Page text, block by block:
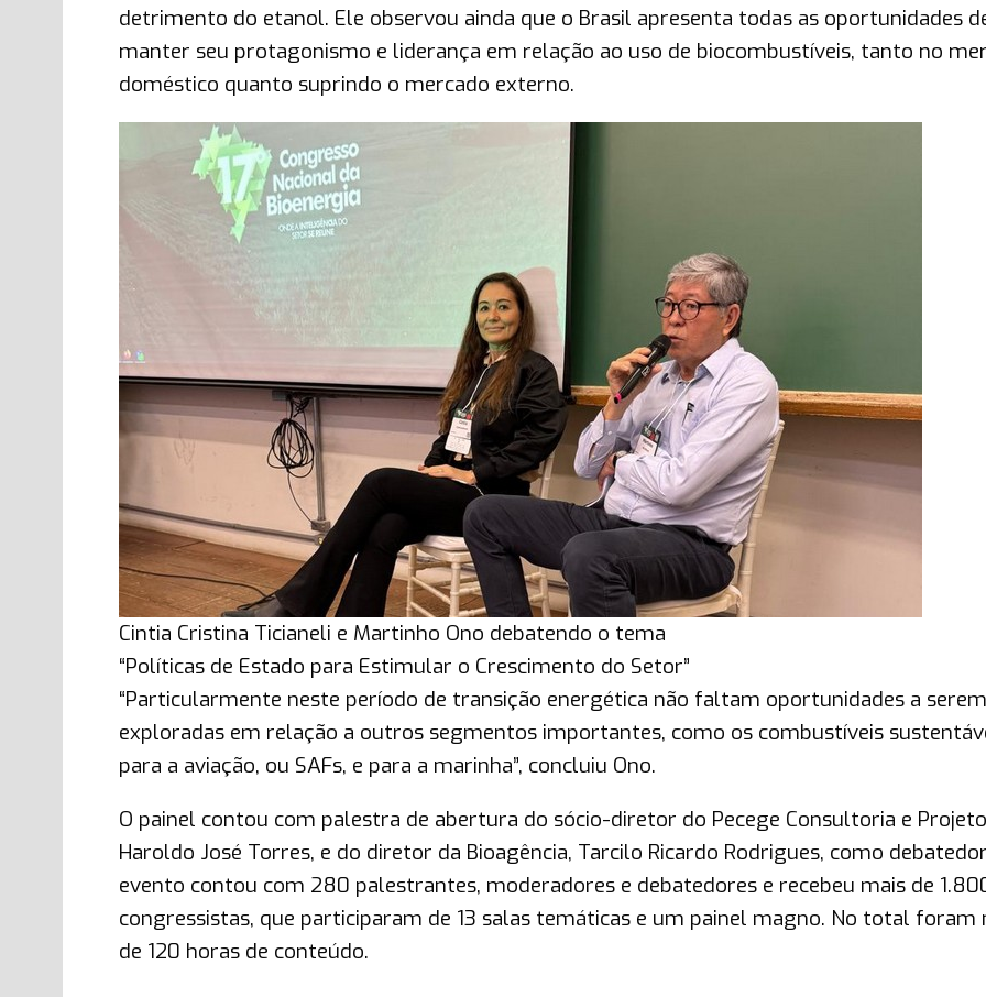
detrimento do etanol. Ele observou ainda que o Brasil apresenta todas as oportunidades
manter seu protagonismo e liderança em relação ao uso de biocombustíveis, tanto no
doméstico quanto suprindo o mercado externo.
Cintia Cristina Ticianeli e Martinho Ono debatendo o tema
“Políticas de Estado para Estimular o Crescimento do Setor”
“Particularmente neste período de transição energética não faltam oportunidades a serem
exploradas em relação a outros segmentos importantes, como os combustíveis
para a aviação, ou SAFs, e para a marinha”, concluiu Ono.
O painel contou com palestra de abertura do sócio-diretor do Pecege Consultoria e
Haroldo José Torres, e do diretor da Bioagência, Tarcilo Ricardo Rodrigues, como
evento contou com 280 palestrantes, moderadores e debatedores e recebeu mais de
congressistas, que participaram de 13 salas temáticas e um painel magno. No total foram
de 120 horas de conteúdo.